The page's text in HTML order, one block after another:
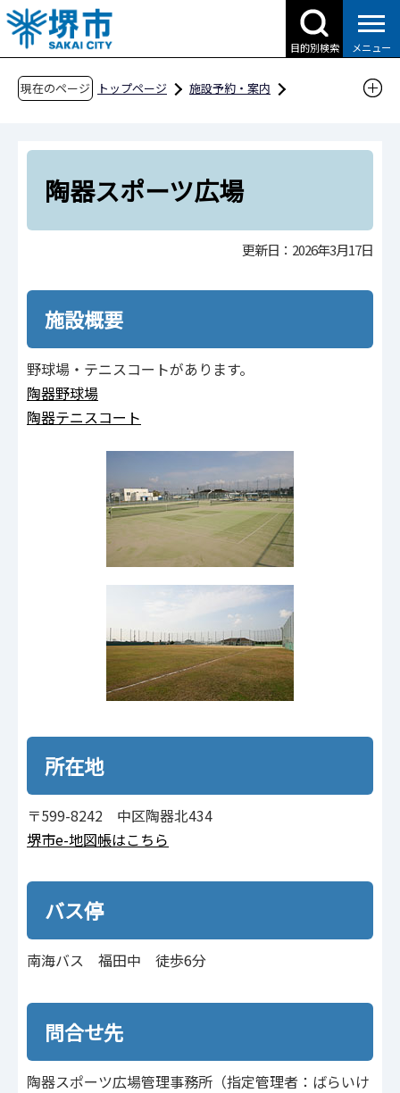
こ
の
ペ
目的別検索 メニュー
現在のページ トップページ
施設予約・案内
陶器スポーツ広場
陶器スポーツ広場
更新日：2026年3月17日
施設概要
野球場・テニスコートがあります。
陶器野球場
陶器テニスコート
所在地
〒599-8242 中区陶器北434
堺市e-地図帳はこちら
バス停
南海バス 福田中 徒歩6分
問合せ先
陶器スポーツ広場管理事務所（指定管理者：ばらいけ